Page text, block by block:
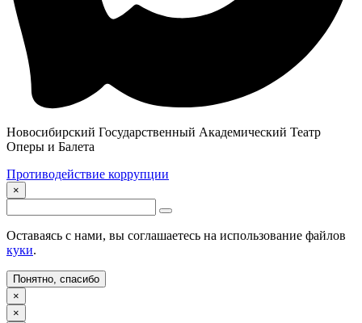
Новосибирский Государственный Академический Театр
Оперы и Балета
Противодействие коррупции
×
Оставаясь с нами, вы соглашаетесь на использование файлов
куки.
Понятно, спасибо
×
×